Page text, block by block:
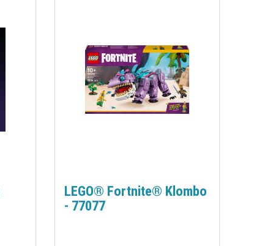
LEGO® Fortnite® Klombo
- 77077